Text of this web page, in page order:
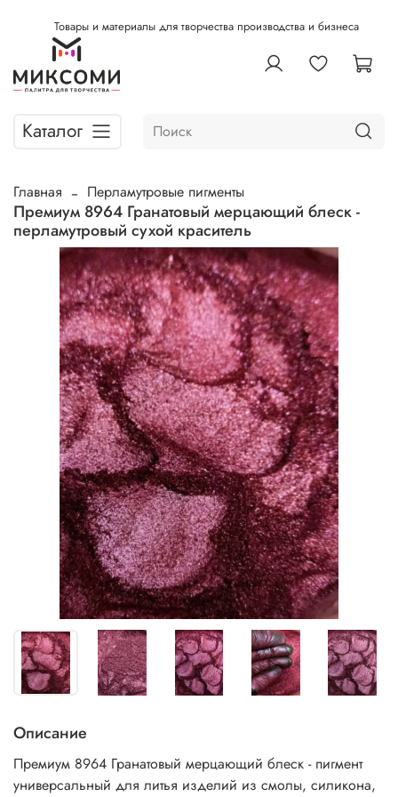
Товары и материалы для творчества производства и бизнеса
Каталог
Главная Перламутровые пигменты
Премиум 8964 Гранатовый мерцающий блеск -
перламутровый сухой краситель
Описание
Премиум 8964 Гранатовый мерцающий блеск - пигмент
универсальный для литья изделий из смолы, силикона,